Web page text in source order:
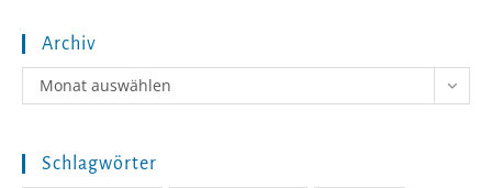
Archiv
Archiv
Monat auswählen
Schlagwörter